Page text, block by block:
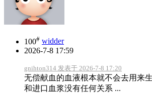
100# widder
2026-7-8 17:59
gnihton314 发表于 2026-7-8 17:20
无偿献血的血液根本就不会去用来
和进口血浆没有任何关系 ...